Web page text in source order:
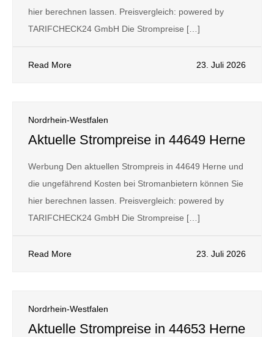
hier berechnen lassen. Preisvergleich: powered by
TARIFCHECK24 GmbH Die Strompreise […]
Read More 23. Juli 2026
Nordrhein-Westfalen
Aktuelle Strompreise in 44649 Herne
Werbung Den aktuellen Strompreis in 44649 Herne und
die ungefährend Kosten bei Stromanbietern können Sie
hier berechnen lassen. Preisvergleich: powered by
TARIFCHECK24 GmbH Die Strompreise […]
Read More 23. Juli 2026
Nordrhein-Westfalen
Aktuelle Strompreise in 44653 Herne